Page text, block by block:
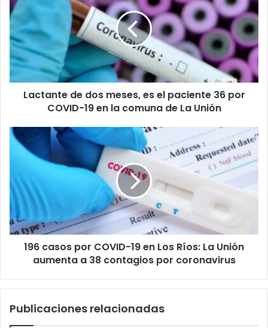
dos
meses,
es
el
paciente
36
por
COVID-
la
comuna
Unión
Lactante de dos meses, es el paciente 36 por
COVID-19 en la comuna de La Unión
196
casos
19
en
Los
Ríos:
La
Unión
aumenta
por
196 casos por COVID-19 en Los Ríos: La Unión
aumenta a 38 contagios por coronavirus
Publicaciones relacionadas